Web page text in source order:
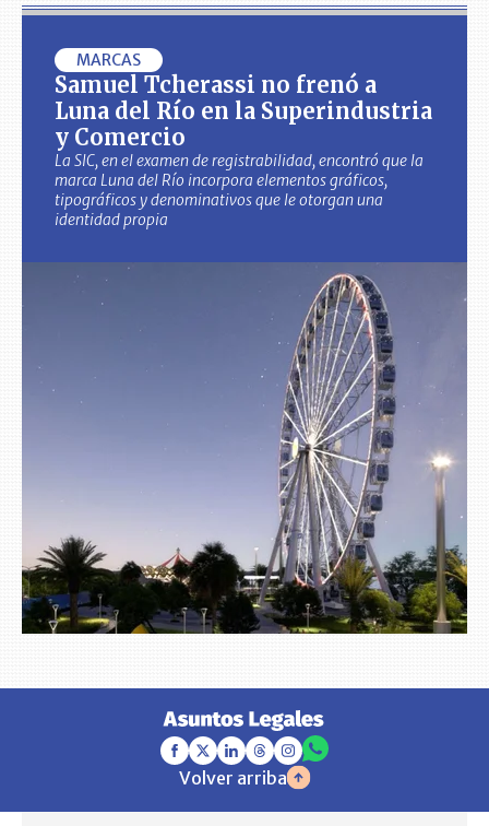
MARCAS
Samuel Tcherassi no frenó a
Luna del Río en la Superindustria
y Comercio
La SIC, en el examen de registrabilidad, encontró que la
marca Luna del Río incorpora elementos gráficos,
tipográficos y denominativos que le otorgan una
identidad propia
Volver arriba